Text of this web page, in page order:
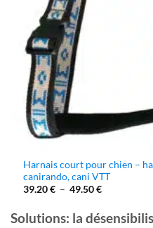
Harnais court pour chien –
canirando, cani VTT
39.20€ – 49.50€Plage
39.20 €
à
Solutions: la